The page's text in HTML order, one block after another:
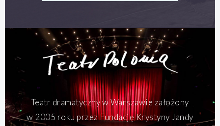
Teatr dramatyczny w Warszawie założony
w 2005 roku przez Fundację Krystyny Jandy